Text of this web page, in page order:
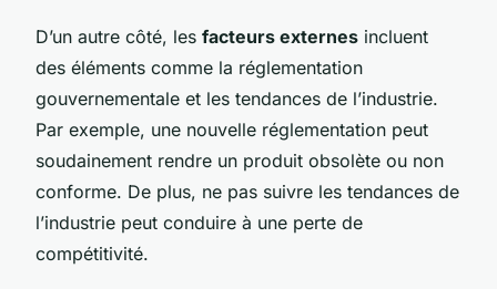
D’un autre côté, les facteurs externes incluent
des éléments comme la réglementation
gouvernementale et les tendances de l’industrie.
Par exemple, une nouvelle réglementation peut
soudainement rendre un produit obsolète ou non
conforme. De plus, ne pas suivre les tendances de
l’industrie peut conduire à une perte de
compétitivité.